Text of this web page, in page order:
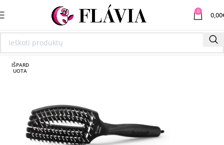
0 0,00
IŠPARD
UOTA